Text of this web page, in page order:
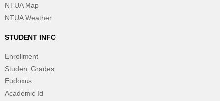
NTUA Map
NTUA Weather
STUDENT INFO
Enrollment
Student Grades
Eudoxus
Academic Id